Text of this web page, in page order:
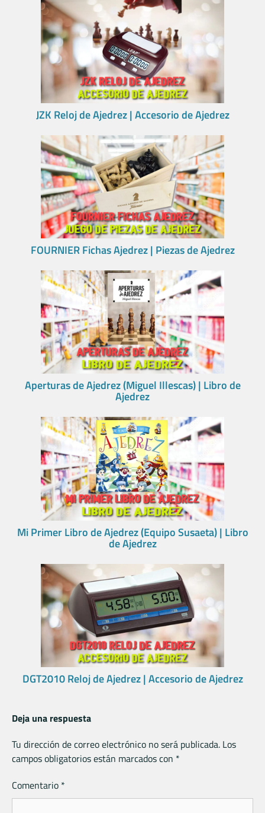
JZK Reloj de Ajedrez | Accesorio de Ajedrez
FOURNIER Fichas Ajedrez | Piezas de Ajedrez
Aperturas de Ajedrez (Miguel Illescas) | Libro de
Ajedrez
Mi Primer Libro de Ajedrez (Equipo Susaeta) | Libro
de Ajedrez
DGT2010 Reloj de Ajedrez | Accesorio de Ajedrez
Deja una respuesta
Tu dirección de correo electrónico no será publicada. Los
campos obligatorios están marcados con *
Comentario *